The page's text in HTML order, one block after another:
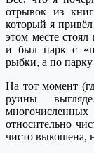
отрывок из
который я
этом месте
и был парк с
рыбки, а по парку
На тот момент
руины
относительно
чисто выкошена,